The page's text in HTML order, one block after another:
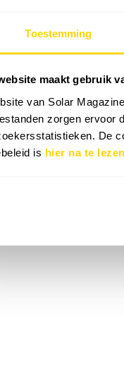
Toestemming
maakt gebruik
van Solar
zorgen ervoor
De
is hier na te lezen
Webinar:
batterijgedrag in
Sunergy